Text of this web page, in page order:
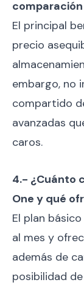
El principal
precio
embargo, no
compartido
avanzadas
caros.
4.- ¿Cuánto
One y qué
El plan
al mes y
además de
posibilidad